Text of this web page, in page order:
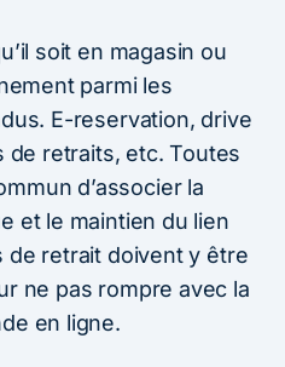
soit en magasin ou
parmi les
E-reservation, drive
de retraits, etc. Toutes
d’associer la
et le maintien du lien
de retrait doivent y être
ne pas rompre avec la
en ligne.